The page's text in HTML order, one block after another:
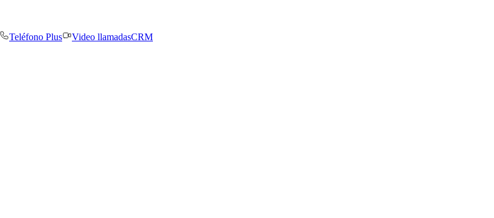
Teléfono Plus Video llamadasCRM